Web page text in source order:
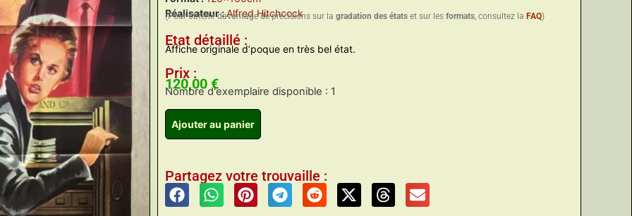
Réalisateur :Alfred Hitchcock
(Pour obtenir davantage de précisions sur la gradation des états et sur les formats, consultez la FAQ)
Etat détaillé :
Affiche originale d’poque en très bel état.
Prix :
120,00 €
Nombre d'exemplaire disponible : 1
Ajouter au panier
Partagez votre trouvaille :